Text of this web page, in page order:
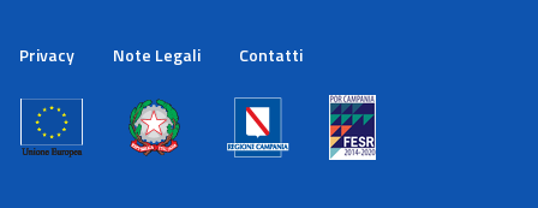
Privacy Note Legali Contatti
cookie.
Maggiori informazioni